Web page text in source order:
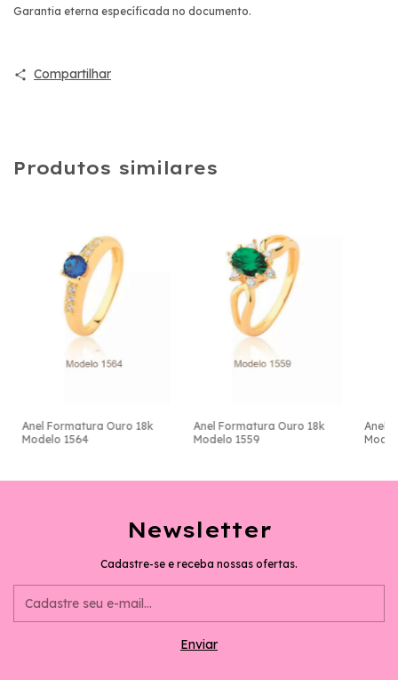
Garantia eterna específicada no documento.
Compartilhar
Produtos similares
Anel Formatura Ouro 18k
Modelo 1564
Anel Formatura Ouro 18k
Modelo 1559
Anel
Newsletter
Cadastre-se e receba nossas ofertas.